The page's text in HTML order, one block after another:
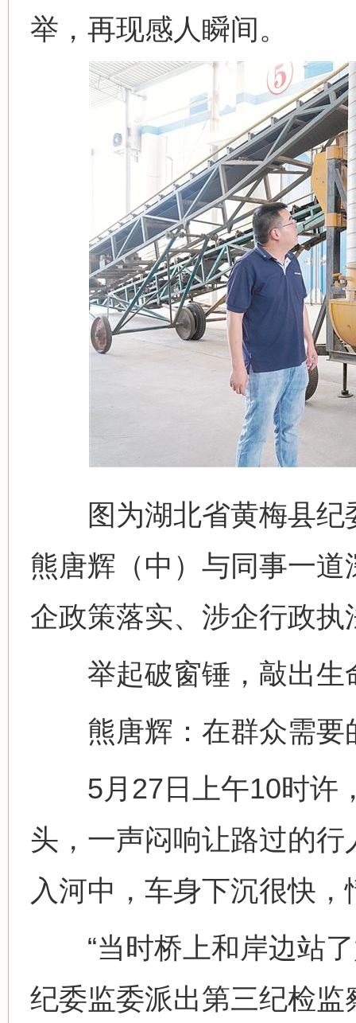
举，再现感人瞬间。
图为湖北省黄梅县纪
熊唐辉（中）与同事一
企政策落实、涉企行政
举起破窗锤，敲出生
熊唐辉：在群众需要
5月27日上午10时许
头，一声闷响让路过的
入河中，车身下沉很快
“当时桥上和岸边站了
纪委监委派出第三纪检